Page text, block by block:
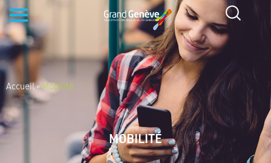
Accueil» Mobilité
MOBILITÉ